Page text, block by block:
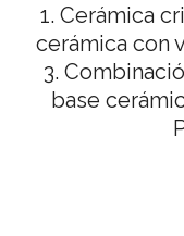
1. Cerámica
cerámica con
3.
base